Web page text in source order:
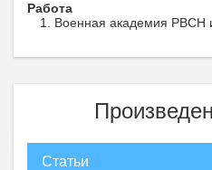
Работа
Военная академия РВСН
Статьи